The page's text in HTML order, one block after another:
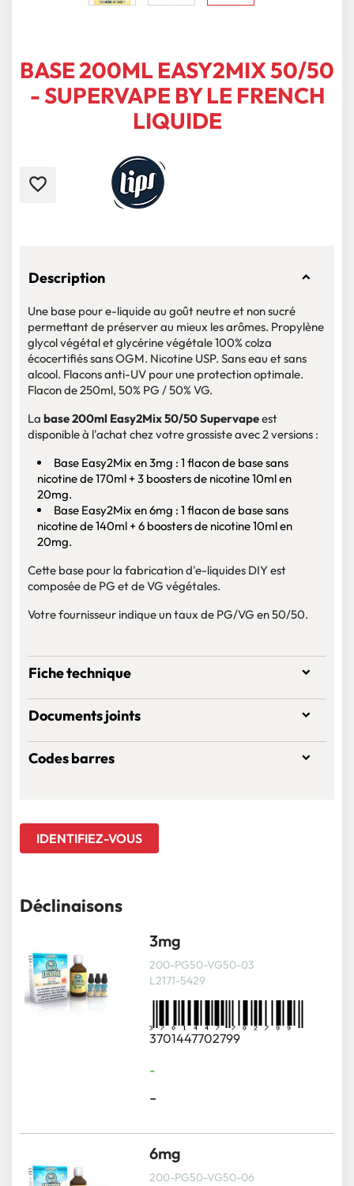
BASE 200ML EASY2MIX 50/50
- SUPERVAPE BY LE FRENCH
LIQUIDE
favorite_border
Description
Une base pour e-liquide au goût neutre et non sucré
permettant de préserver au mieux les arômes. Propylène
glycol végétal et glycérine végétale 100% colza
écocertifiés sans OGM. Nicotine USP. Sans eau et sans
alcool. Flacons anti-UV pour une protection optimale.
Flacon de 250ml, 50% PG / 50% VG.
La base 200ml Easy2Mix 50/50 Supervapeest
disponible à l'achat chez votre grossiste avec 2 versions :
Base Easy2Mix en 3mg : 1 flacon de base sans
nicotine de 170ml + 3 boosters de nicotine 10ml en
20mg.
Base Easy2Mix en 6mg : 1 flacon de base sans
nicotine de 140ml + 6 boosters de nicotine 10ml en
20mg.
Cette base pour la fabrication d'e-liquides DIY est
composée de PG et de VG végétales.
Votre fournisseur indique un taux de PG/VG en 50/50.
Fiche technique
Documents joints
Codes barres
IDENTIFIEZ-VOUS
Déclinaisons
3mg
200-PG50-VG50-03
L2171-5429
3701447702799
-
-
6mg
200-PG50-VG50-06